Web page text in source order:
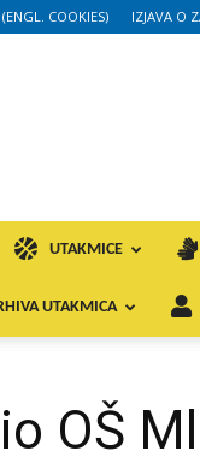
COOKIES) IZJAVA O
UTAKMICE
UTAKMICA
OŠ